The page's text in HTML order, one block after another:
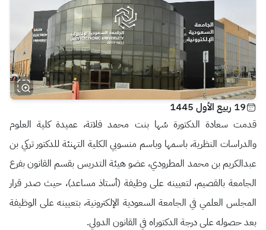
19 ربيع الأول 1445
قدمت سعادة الدكتورة سُها بنت محمد فلاتة، عميدة كلية العلوم
والدراسات النظرية، باسمها وباسم منسوبي الكلية التهنئة للدكتور تركي بن
عبدالكريم بن محمد المطرودي، عضو هيئة التدريس بقسم القانون بفرع
الجامعة بالقصيم، لتعيينه على وظيفة (أستاذ مساعد)، حيث صدر قرار
المجلس العلمي في الجامعة السعودية الإلكترونية، بتعيينه على الوظيفة
بعد حصوله على درجة الدكتوراه في القانون الدولي.